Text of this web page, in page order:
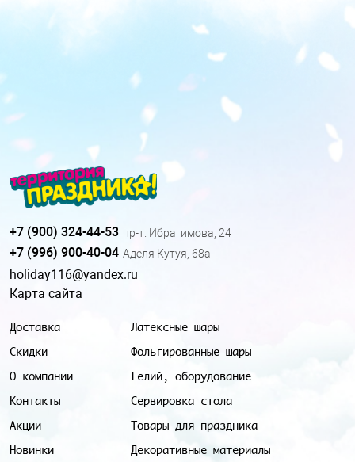
Доставка
Скидки
О компании
Контакты
Акции
Новинки
Латексные шары
Фольгированные шары
Гелий, оборудование
Сервировка стола
Товары для праздника
Декоративные материалы
+7 (900) 324-44-53 пр-т. Ибрагимова, 24
+7 (996) 900-40-04 Аделя Кутуя, 68а
holiday116@yandex.ru
Карта сайта